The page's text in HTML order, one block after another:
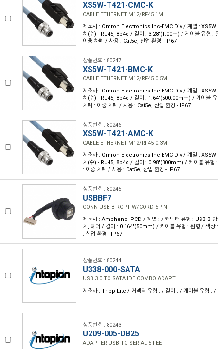
XS5W-T421-CMC-K
CABLE ETHERNET M12/RF45 1M
제조사 : Omron Electronics Inc-EMC Div / 계열 : XS5W
치(수) - RJ45, 8p4c / 길이 : 3.28'(1.00m) / 케이블 유형 :
이중 차폐 / 사용 : Cat5e, 산업 환경 - IP67
상품번호 : 80247
XS5W-T421-BMC-K
CABLE ETHERNET M12/RF45 0.5M
제조사 : Omron Electronics Inc-EMC Div / 계열 : XS5W
치(수) - RJ45, 8p4c / 길이 : 1.64'(500.00mm) / 케이블 유
차폐 : 이중 차폐 / 사용 : Cat5e, 산업 환경 - IP67
상품번호 : 80246
XS5W-T421-AMC-K
CABLE ETHERNET M12/RF45 0.3M
제조사 : Omron Electronics Inc-EMC Div / 계열 : XS5W
치(수) - RJ45, 8p4c / 길이 : 0.98'(300mm) / 케이블 유형
: 이중 차폐 / 사용 : Cat5e, 산업 환경 - IP67
상품번호 : 80245
USBBF7
CONN USB B RCPT W/CORD-5PIN
제조사 : Amphenol PCD / 계열 : / 커넥터 유형 : USB B 암
치, 헤더 / 길이 : 0.164'(50mm) / 케이블 유형 : 원형 / 색상
: 산업 환경 - IP67
상품번호 : 80244
U338-000-SATA
USB 3.0 TO SATA IDE COMBO ADAPT
제조사 : Tripp Lite / 커넥터 유형 : / 길이 : / 케이블 유형 : /
상품번호 : 80243
U209-005-DB25
ADAPTER USB TO SERIAL 5 FEET